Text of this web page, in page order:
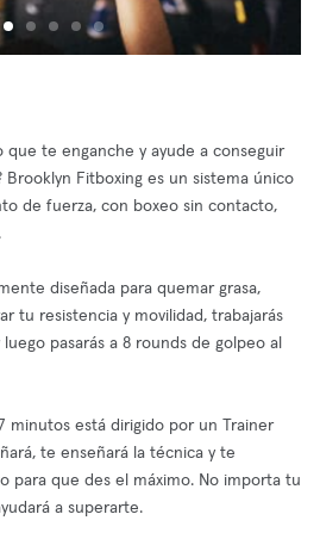
que te enganche y ayude a conseguir
Brooklyn Fitboxing es un sistema único
de fuerza, con boxeo sin contacto,
diseñada para quemar grasa,
tu resistencia y movilidad, trabajarás
pasarás a 8 rounds de golpeo al
minutos está dirigido por un Trainer
te enseñará la técnica y te
para que des el máximo. No importa tu
a superarte.